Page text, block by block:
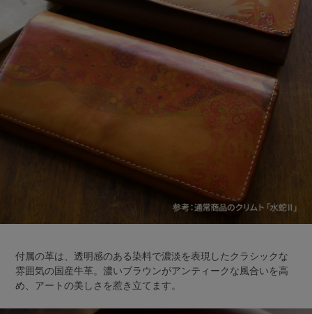
付属の革は、透明感のある染料で濃淡を表現したクラシックな
雰囲気の国産牛革。濃いブラウンがアンティークな風合いを高
め、アートの美しさを惹き立てます。